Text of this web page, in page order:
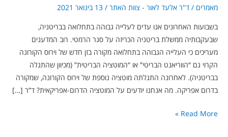
מאמרים / ד"ר אלעד לאור - צוות האתר / 13 בינואר 2021
בשבועות האחרונים אנו עדים לעלייה גבוהה בתחלואה בבריטניה,
שבעקבותיה ממשלת בריטניה הכריזה על סגר הרמטי. רוב המדענים
מעריכים כי העלייה הגבוהה בתחלואה מקורה בזן חדש של וירוס הקורונה
הקרוי גם “הווריאנט הבריטי” או “המוטציה הבריטית” (מכיוון שהתגלה
בבריטניה). לאחרונה התגלתה מוטציה נוספת של וירוס הקורונה, שמקורה
בדרום אפריקה. מה אנחנו יודעים על המוטציה הדרום-אפריקאית? ד”ר […]
Read More »